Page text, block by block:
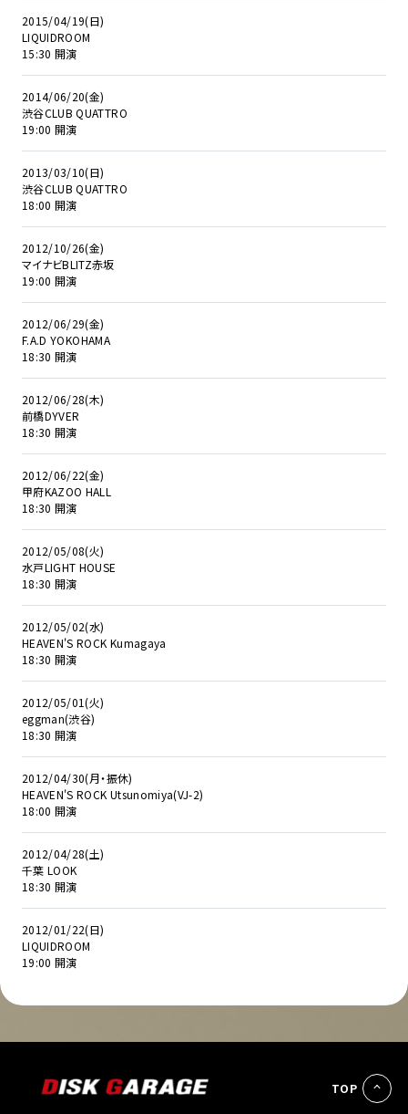
2015/04/19(日)
LIQUIDROOM
15:30 開演
2014/06/20(金)
渋谷CLUB QUATTRO
19:00 開演
2013/03/10(日)
渋谷CLUB QUATTRO
18:00 開演
2012/10/26(金)
マイナビBLITZ赤坂
19:00 開演
2012/06/29(金)
F.A.D YOKOHAMA
18:30 開演
2012/06/28(木)
前橋DYVER
18:30 開演
2012/06/22(金)
甲府KAZOO HALL
18:30 開演
2012/05/08(火)
水戸LIGHT HOUSE
18:30 開演
2012/05/02(水)
HEAVEN'S ROCK Kumagaya
18:30 開演
2012/05/01(火)
eggman(渋谷)
18:30 開演
2012/04/30(月・振休)
HEAVEN'S ROCK Utsunomiya(VJ-2)
18:00 開演
2012/04/28(土)
千葉 LOOK
18:30 開演
2012/01/22(日)
LIQUIDROOM
19:00 開演
TOP